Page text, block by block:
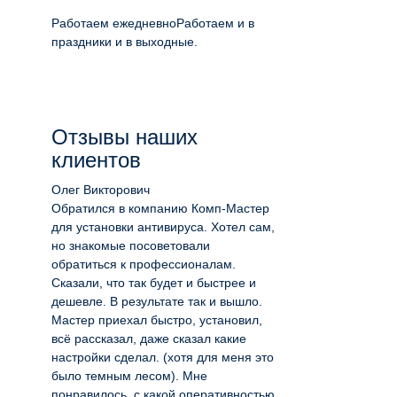
Работаем ежедневноРаботаем и в
праздники и в выходные.
Отзывы наших
клиентов
Олег Викторович
Обратился в компанию Комп-Мастер
для установки антивируса. Хотел сам,
но знакомые посоветовали
обратиться к профессионалам.
Сказали, что так будет и быстрее и
дешевле. В результате так и вышло.
Мастер приехал быстро, установил,
всё рассказал, даже сказал какие
настройки сделал. (хотя для меня это
было темным лесом). Мне